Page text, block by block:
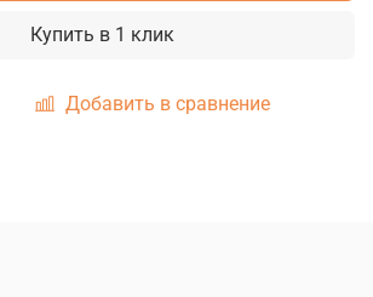
Добавить в сравнение
Купить в 1 клик